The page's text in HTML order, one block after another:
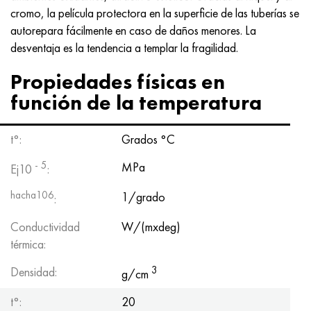
cromo, la película protectora en la superficie de las tuberías se
autorepara fácilmente en caso de daños menores. La
desventaja es la tendencia a templar la fragilidad.
Propiedades físicas en
función de la temperatura
t°:
Grados °C
Ej10 - 5: MPa
hacha106:
1/grado
Conductividad
térmica:
W/(mxdeg)
Densidad: g/cm 3
t°: 20
Nimónico 90
Nimónico 263
Haynes 25
Haynes 188
Haynes 230
Hastelloy b2
hastelloy c4
tubo de precisión
H70MFV
AM-350 - ams 5548
AM-355 - ams 5547
Custom 450® - uns S45000
Ascoloy griego 418
Tubería resistente a la corrosión
45Х14Н14В2М
50X14MF
65X13
90X18MF
95X18
ac35g2, 36smnpb14, 1.0765
38x2n2ma, 34CrNiMo6, 40NiCrMo7
40hn2ma, 34CrNiMo4, 36hnm
38hs, 37hs
38XA, 37Cr4, AISI 5135
38HN3MFA, 35nicrmov12-5
38XM, 42CrMo4, AISI 1.7225
40ХН, 36NiCr6, AISI 3135